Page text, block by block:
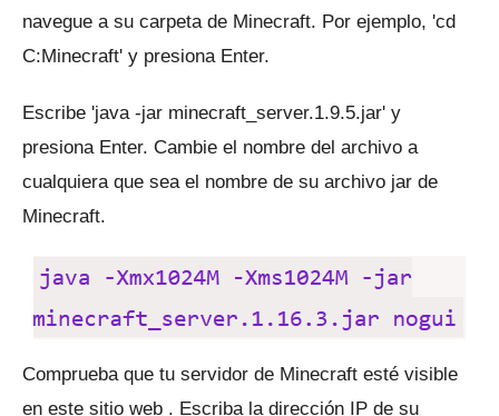
navegue a su carpeta de Minecraft. Por ejemplo, 'cd
C:Minecraft' y presiona Enter.
Escribe 'java -jar minecraft_server.1.9.5.jar' y
presiona Enter. Cambie el nombre del archivo a
cualquiera que sea el nombre de su archivo jar de
Minecraft.
Comprueba que tu servidor de Minecraft esté visible
en este sitio web . Escriba la dirección IP de su